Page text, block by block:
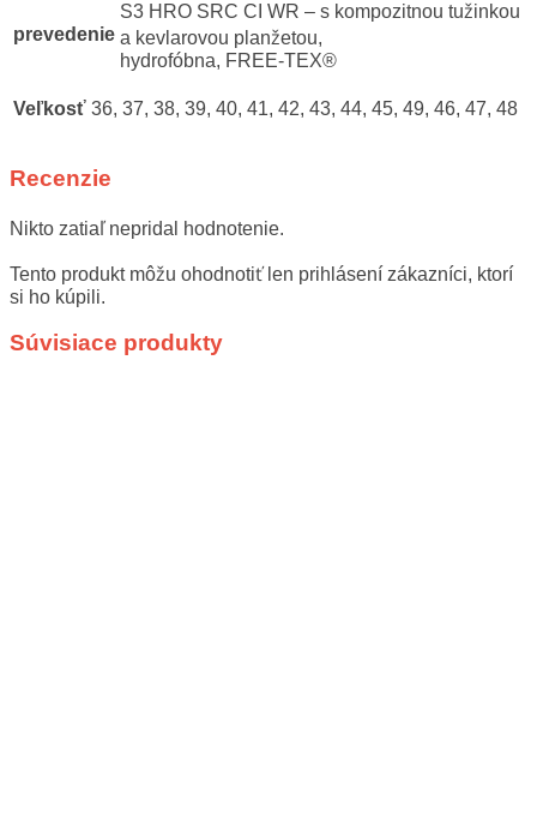
prevedenie
S3 HRO SRC CI WR – s kompozitnou tužinkou
a kevlarovou planžetou,
hydrofóbna, FREE-TEX®
Veľkosť 36, 37, 38, 39, 40, 41, 42, 43, 44, 45, 49, 46, 47, 48
Recenzie
Nikto zatiaľ nepridal hodnotenie.
Tento produkt môžu ohodnotiť len prihlásení zákazníci, ktorí
si ho kúpili.
Súvisiace produkty